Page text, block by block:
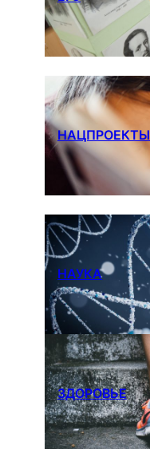
НАЦПРОЕКТЫ
НАУКА
ЗДОРОВЬЕ